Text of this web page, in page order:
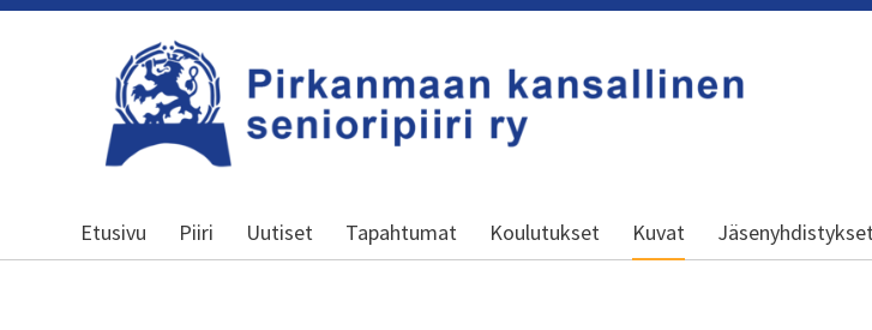
Pirkanmaan kansallinen senioripiiri ry
Etusivu Piiri Uutiset Tapahtumat Koulutukset Kuvat